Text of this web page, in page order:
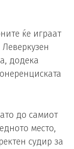
ќе играат
додека
до самиот
место,
судир за